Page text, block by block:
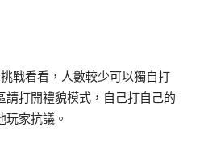
戰看看，人數較少可以獨自打
請打開禮貌模式，自己打自己的
玩家抗議。